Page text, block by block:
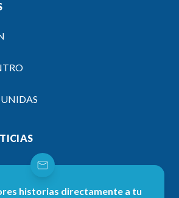
historias directamente a tu